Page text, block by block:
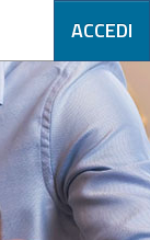
ACCEDI